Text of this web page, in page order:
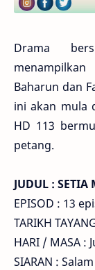
Drama
Baharun dan
ini akan mula
HD 113
petang.
JUDUL :
EPISOD : 13
TARIKH
HARI / MASA :
SIARAN :